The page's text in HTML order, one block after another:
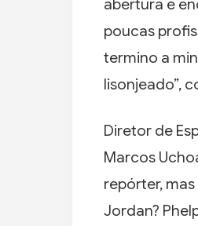
abertura e
poucas
termino a
lisonjeado”,
Diretor de
Marcos
repórter,
Jordan?